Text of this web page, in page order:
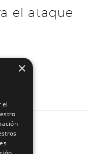
el ataque
×
el